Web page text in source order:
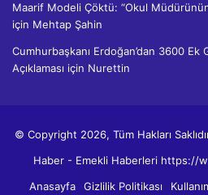
Maarif Modeli Çöktü: “Okul
için Mehtap Şahin
Cumhurbaşkanı Erdoğan’dan 3600
Açıklaması için Nurettin
© Copyright 2026, Tüm Hakları
Haber - Emekli Haberleri https://
Anasayfa
Gizlilik Politikası